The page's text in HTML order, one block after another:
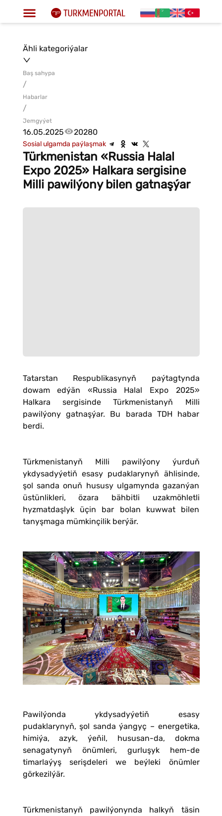
Ähli kategoriýalar
Baş sahypa
/
Habarlar
/
Jemgyýet
16.05.2025 20280
Sosial ulgamda paýlaşmak
Türkmenistan «Russia Halal
Expo 2025» Halkara sergisine
Milli pawilýony bilen gatnaşýar
Tatarstan Respublikasynyň paýtagtynda
dowam edýän «Russia Halal Expo 2025»
Halkara sergisinde Türkmenistanyň Milli
pawilýony gatnaşýar. Bu barada TDH habar
berdi.
Türkmenistanyň Milli pawilýony ýurduň
ykdysadyýetiň esasy pudaklarynyň ählisinde,
şol sanda onuň hususy ulgamynda gazanýan
üstünlikleri, özara bähbitli uzakmöhletli
hyzmatdaşlyk üçin bar bolan kuwwat bilen
tanyşmaga mümkinçilik berýär.
Pawilýonda ykdysadyýetiň esasy
pudaklarynyň, şol sanda ýangyç – energetika,
himiýa, azyk, ýeňil, hususan-da, dokma
senagatynyň önümleri, gurluşyk hem-de
timarlaýyş serişdeleri we beýleki önümler
görkezilýär.
Türkmenistanyň pawilýonynda halkyň täsin